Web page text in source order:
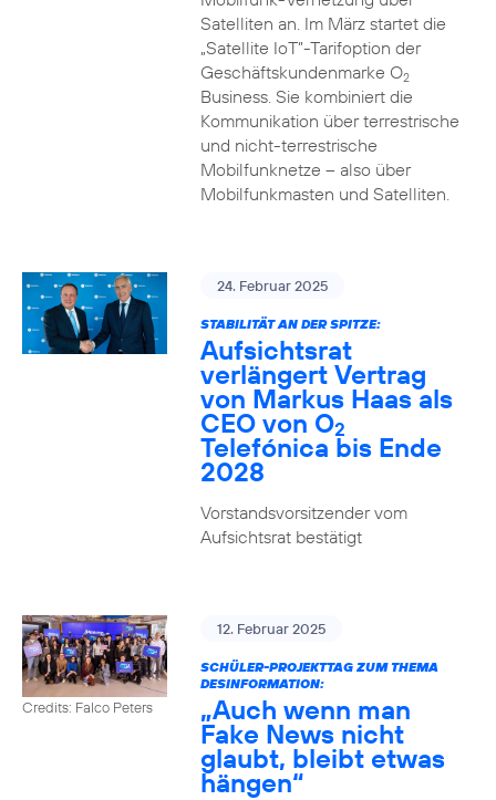
Satelliten an. Im März startet die
„Satellite IoT”-Tarifoption der
Geschäftskundenmarke O2
Business. Sie kombiniert die
Kommunikation über terrestrische
und nicht-terrestrische
Mobilfunknetze – also über
Mobilfunkmasten und Satelliten.
24. Februar 2025
STABILITÄT AN DER SPITZE:
Aufsichtsrat
verlängert Vertrag
von Markus Haas als
CEO von O2
Telefónica bis Ende
2028
Vorstandsvorsitzender vom
Aufsichtsrat bestätigt
Credits: Falco Peters
12. Februar 2025
SCHÜLER-PROJEKTTAG ZUM THEMA
DESINFORMATION:
„Auch wenn man
Fake News nicht
glaubt, bleibt etwas
hängen“